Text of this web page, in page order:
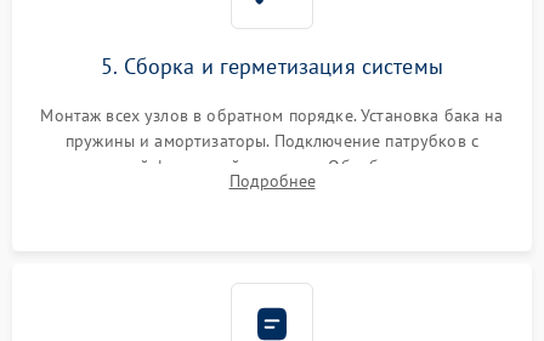
5. Сборка и герметизация системы
Монтаж всех узлов в обратном порядке. Установка бака на
пружины и амортизаторы. Подключение патрубков с
надежной фиксацией хомутами. Обработка стыков
герметиком для предотвращения возможных протечек воды.
Подробнее